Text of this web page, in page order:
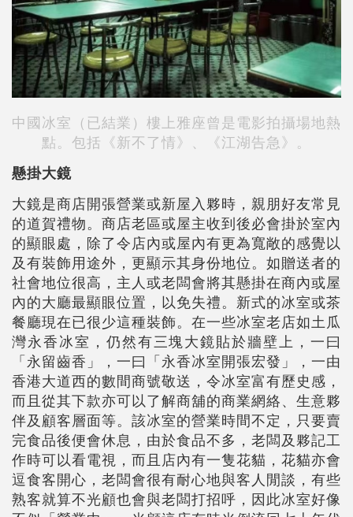
中國冰室（已結業）樓上雅座曾是電影拍攝場地熱
點。包括《新不了情》、《江湖告急》。
懸掛大鏡
大鏡是商店開張營業或新屋入夥時，親朋好友常見
的道賀禮物。商店老區或屋主收到後必會掛於室內
的顯眼處，除了令店內或屋內有更為寬敞的感覺以
及有裝飾用途外，更顯示其身份地位。如贈送者的
社會地位很高，主人或老闆會將其懸掛在商內或屋
內的大廳最顯眼位置，以免失禮。新式的冰室或茶
餐廳現在已很少這種裝飾。在一些冰室老店如土瓜
灣永香冰室，仍然有三塊大鏡貼於牆壁上，一曰
「永留齒香」，一曰「永香冰室開張宏發」，一由
香港大道西的數間商號敬送，令冰室富有歷史感，
而且從其下款亦可以了解商舖的商業網絡、生意夥
伴及顧客層面等。該冰室的營業時間不定，只要賣
完食品後便會休息，由於食品不多，老闆及夥記工
作時可以看電視，而且店內有一隻花貓，花貓亦會
逗食客開心，老闆會很有耐心地與客人閒談，有些
熟客就算不光顧也會與老闆打招呼，因此冰室好像